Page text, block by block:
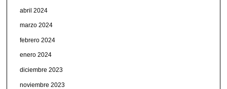
abril 2024
marzo 2024
febrero 2024
enero 2024
diciembre 2023
noviembre 2023